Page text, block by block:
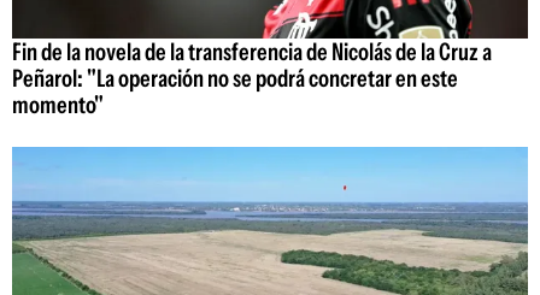
Fin de la novela de la transferencia de Nicolás de la Cruz a
Peñarol: "La operación no se podrá concretar en este
momento"